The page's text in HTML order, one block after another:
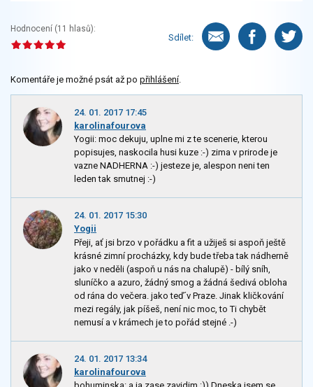
Hodnocení (11 hlasů):
Sdílet:
Komentáře je možné psát až po přihlášení.
24. 01. 2017 17:45
karolinafourova
Yogii: moc dekuju, uplne mi z te scenerie, kterou
popisujes, naskocila husi kuze :-) zima v prirode je
vazne NADHERNA :-) jesteze je, alespon neni ten
leden tak smutnej :-)
24. 01. 2017 15:30
Yogii
Přeji, ať jsi brzo v pořádku a fit a užiješ si aspoň ještě
krásné zimní procházky, kdy bude třeba tak nádherně
jako v neděli (aspoň u nás na chalupě) - bílý sníh,
sluníčko a azuro, žádný smog a žádná šedivá obloha
od rána do večera. jako teď´v Praze. Jinak kličkování
mezi regály, jak píšeš, není nic moc, to Ti chybět
nemusí a v krámech je to pořád stejné .-)
24. 01. 2017 13:34
karolinafourova